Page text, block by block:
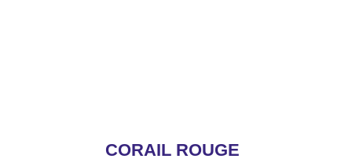
CORAIL ROUGE